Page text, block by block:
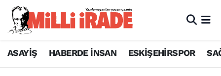
ASAYİŞ HABERDE İNSAN ESKİŞEHİRSPOR